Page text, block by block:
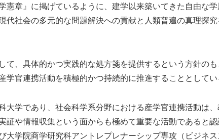
憲章』に掲げているように、建学以来築いてきた自由な
代社会の多元的な問題解決への貢献と人類普遍の真理探
て、具体的かつ実践的な処方箋を提供するという方針の
学官連携活動を積極的かつ持続的に推進することとしてい
大学であり、社会科学系分野における産学官連携活動は
証や情報収集という面からも極めて重要な活動であると
大学院商学研究科アントレプレナーシップ専攻（ビジネ